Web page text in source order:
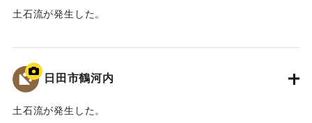
【出典：碑文】
｜固有コード:09922073
土石流が発生した。
｜固有コード:09922062
日田市鶴河内
土石流が発生した。